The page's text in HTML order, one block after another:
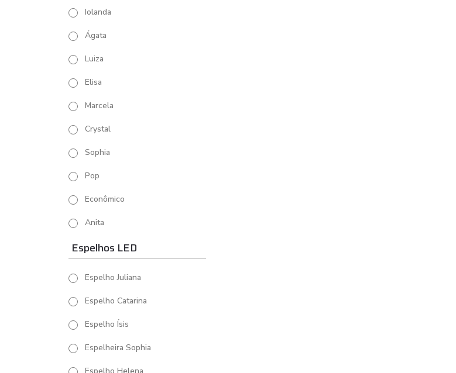
Iolanda
Ágata
Luiza
Elisa
Marcela
Crystal
Sophia
Pop
Econômico
Anita
Espelhos LED
Espelho Juliana
Espelho Catarina
Espelho Ísis
Espelheira Sophia